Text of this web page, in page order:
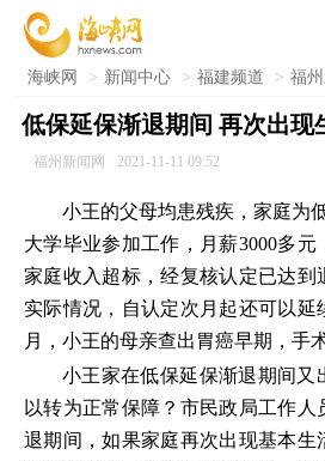
海峡网 > 新闻中心 > 福建频道 > 福
低保延保渐退期间 再次出现
福州新闻网 2021-11-11 09:52
小王的父母均患残疾，家庭为
大学毕业参加工作，月薪3000多
家庭收入超标，经复核认定已达到
实际情况，自认定次月起还可以延
月，小王的母亲查出胃癌早期，手
小王家在低保延保渐退期间又
以转为正常保障？市民政局工作
退期间，如果家庭再次出现基本生